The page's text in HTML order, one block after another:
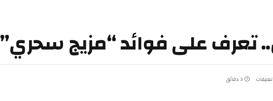
تعرف على فوائد “مزيج سحري”
3 دقائق